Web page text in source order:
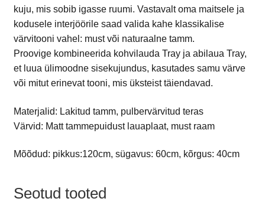
kuju, mis sobib igasse ruumi. Vastavalt oma maitsele ja
kodusele interjöörile saad valida kahe klassikalise
värvitooni vahel: must või naturaalne tamm.
Proovige kombineerida kohvilauda Tray ja abilaua Tray,
et luua ülimoodne sisekujundus, kasutades samu värve
või mitut erinevat tooni, mis üksteist täiendavad.
Materjalid: Lakitud tamm, pulbervärvitud teras
Värvid: Matt tammepuidust lauaplaat, must raam
Mõõdud: pikkus:120cm, sügavus: 60cm, kõrgus: 40cm
Seotud tooted